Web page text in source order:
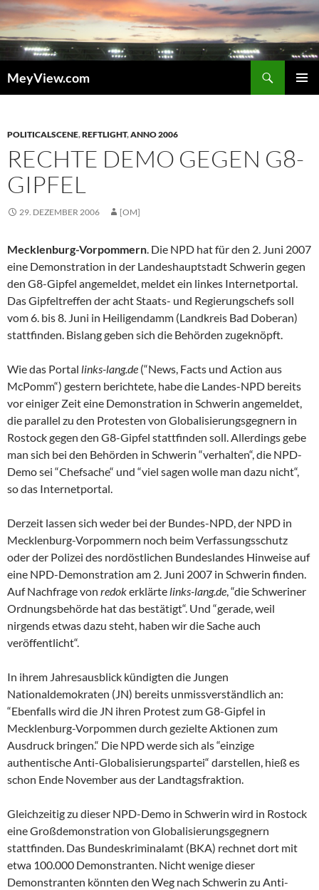
Zum
Inhalt
springen
MeyView.com
POLITICALSCENE,REFTLIGHT,ANNO 2006
RECHTE DEMO GEGEN G8-
GIPFEL
29. DEZEMBER 2006 [OM]
Mecklenburg-Vorpommern. Die NPD hat für den 2. Juni 2007
eine Demonstration in der Landeshauptstadt Schwerin gegen
den G8-Gipfel angemeldet, meldet ein linkes Internetportal.
Das Gipfeltreffen der acht Staats- und Regierungschefs soll
vom 6. bis 8. Juni in Heiligendamm (Landkreis Bad Doberan)
stattfinden. Bislang geben sich die Behörden zugeknöpft.
Wie das Portal links-lang.de (“News, Facts und Action aus
McPomm“) gestern berichtete, habe die Landes-NPD bereits
vor einiger Zeit eine Demonstration in Schwerin angemeldet,
die parallel zu den Protesten von Globalisierungsgegnern in
Rostock gegen den G8-Gipfel stattfinden soll. Allerdings gebe
man sich bei den Behörden in Schwerin “verhalten“, die NPD-
Demo sei “Chefsache“ und “viel sagen wolle man dazu nicht“,
so das Internetportal.
Derzeit lassen sich weder bei der Bundes-NPD, der NPD in
Mecklenburg-Vorpommern noch beim Verfassungsschutz
oder der Polizei des nordöstlichen Bundeslandes Hinweise auf
eine NPD-Demonstration am 2. Juni 2007 in Schwerin finden.
Auf Nachfrage von redokerklärte links-lang.de, “die Schweriner
Ordnungsbehörde hat das bestätigt“. Und “gerade, weil
nirgends etwas dazu steht, haben wir die Sache auch
veröffentlicht“.
In ihrem Jahresausblick kündigten die Jungen
Nationaldemokraten (JN) bereits unmissverständlich an:
“Ebenfalls wird die JN ihren Protest zum G8-Gipfel in
Mecklenburg-Vorpommen durch gezielte Aktionen zum
Ausdruck bringen.“ Die NPD werde sich als “einzige
authentische Anti-Globalisierungspartei“ darstellen, hieß es
schon Ende November aus der Landtagsfraktion.
Gleichzeitig zu dieser NPD-Demo in Schwerin wird in Rostock
eine Großdemonstration von Globalisierungsgegnern
stattfinden. Das Bundeskriminalamt (BKA) rechnet dort mit
etwa 100.000 Demonstranten. Nicht wenige dieser
Demonstranten könnten den Weg nach Schwerin zu Anti-